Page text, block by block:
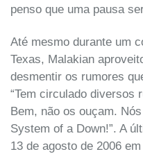
penso que uma pausa
Até mesmo durante um
Texas, Malakian
desmentir os rumores
“Tem circulado diversos
Bem, não os ouçam.
System of a Down!”. A
13 de agosto de 2006